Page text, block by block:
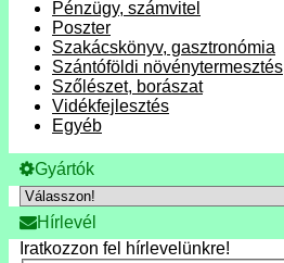
Pénzügy, számvitel
Poszter
Szakácskönyv, gasztronómia
Szántóföldi növénytermesztés
Szőlészet, borászat
Vidékfejlesztés
Egyéb
Gyártók
Hírlevél
Iratkozzon fel hírlevelünkre!